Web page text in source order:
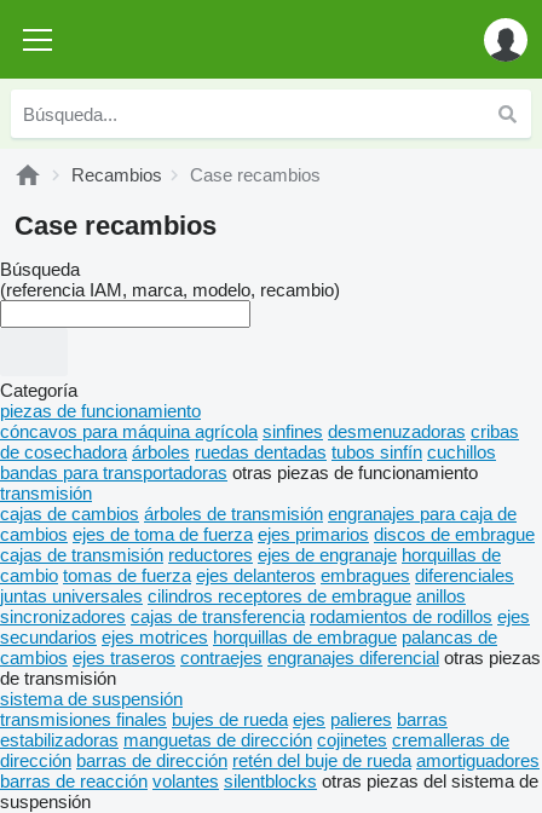
Recambios Case recambios
Case recambios
Búsqueda
(referencia IAM, marca, modelo, recambio)
Categoría
piezas de funcionamiento
cóncavos para máquina agrícola sinfines desmenuzadoras cribas
de cosechadora árboles ruedas dentadas tubos sinfín cuchillos
bandas para transportadoras otras piezas de funcionamiento
transmisión
cajas de cambios árboles de transmisión engranajes para caja de
cambios ejes de toma de fuerza ejes primarios discos de embrague
cajas de transmisión reductores ejes de engranaje horquillas de
cambio tomas de fuerza ejes delanteros embragues diferenciales
juntas universales cilindros receptores de embrague anillos
sincronizadores cajas de transferencia rodamientos de rodillos ejes
secundarios ejes motrices horquillas de embrague palancas de
cambios ejes traseros contraejes engranajes diferencial otras piezas
de transmisión
sistema de suspensión
transmisiones finales bujes de rueda ejes palieres barras
estabilizadoras manguetas de dirección cojinetes cremalleras de
dirección barras de dirección retén del buje de rueda amortiguadores
barras de reacción volantes silentblocks otras piezas del sistema de
suspensión